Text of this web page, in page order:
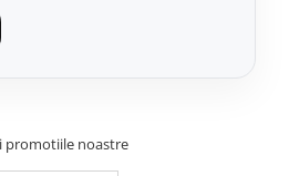
promotiile noastre